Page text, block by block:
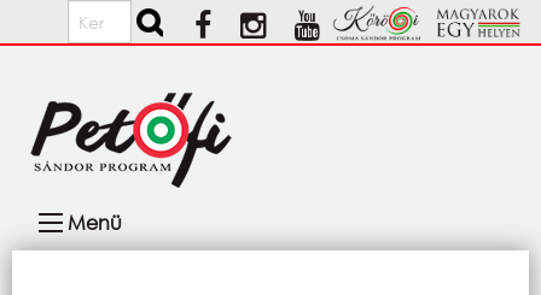
Ugrás a tartalomra
Keresés
navigáció
Menü